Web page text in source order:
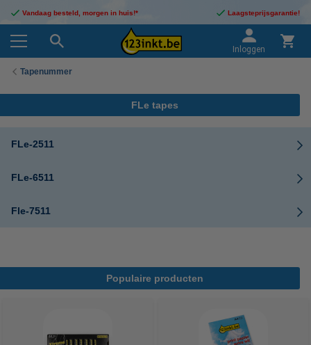
Vandaag besteld, morgen in huis!* Laagsteprijsgarantie!
Inloggen
Tapenummer
FLe tapes
FLe-2511
FLe-6511
Fle-7511
Populaire producten